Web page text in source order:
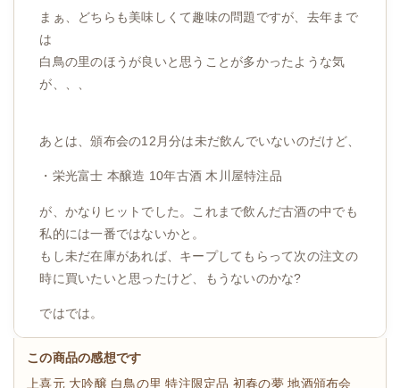
まぁ、どちらも美味しくて趣味の問題ですが、去年まで
は
白鳥の里のほうが良いと思うことが多かったような気
が、、、
あとは、頒布会の12月分は未だ飲んでいないのだけど、
・栄光富士 本醸造 10年古酒 木川屋特注品
が、かなりヒットでした。これまで飲んだ古酒の中でも
私的には一番ではないかと。
もし未だ在庫があれば、キープしてもらって次の注文の
時に買いたいと思ったけど、もうないのかな?
ではでは。
この商品の感想です
上喜元 大吟醸 白鳥の里 特注限定品 初春の夢地酒頒布会